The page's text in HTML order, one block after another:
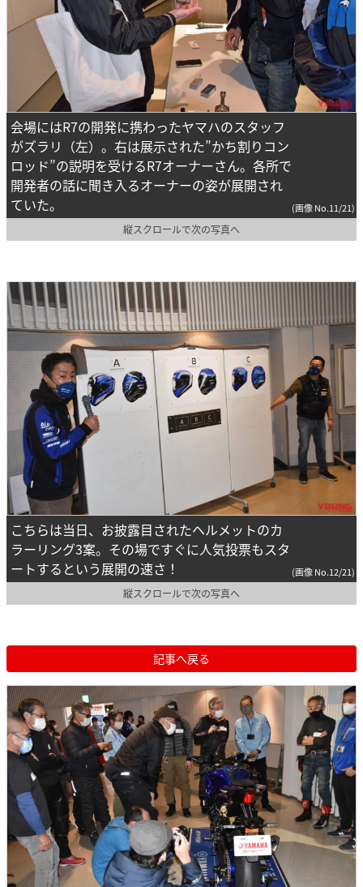
会場にはR7の開発に携わったヤマハのスタッフ
がズラリ（左）。右は展示された”かち割りコン
ロッド”の説明を受けるR7オーナーさん。各所で
開発者の話に聞き入るオーナーの姿が展開され
ていた。
(画像 No.11/21)
縦スクロールで次の写真へ
こちらは当日、お披露目されたヘルメットのカ
ラーリング3案。その場ですぐに人気投票もスタ
ートするという展開の速さ！
(画像 No.12/21)
縦スクロールで次の写真へ
記事へ戻る